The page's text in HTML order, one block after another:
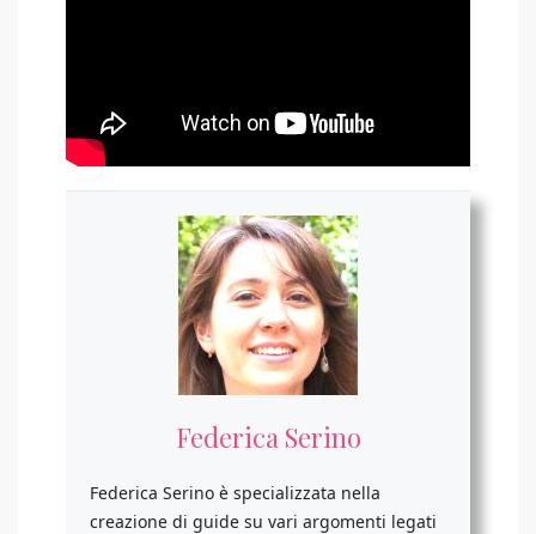
Federica Serino
Federica Serino è specializzata nella
creazione di guide su vari argomenti legati